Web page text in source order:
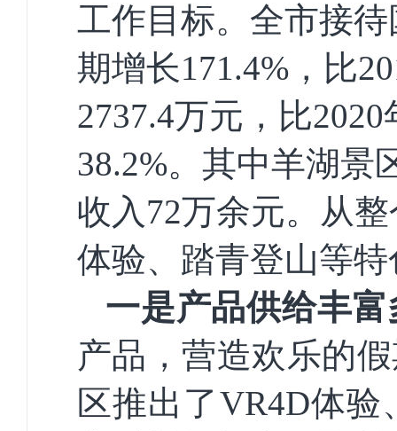
工作目标。全市接待
期增长171.4% ， 比20
2737.4万元，比2020
38.2%。其中羊湖景
收入 72万余元。 从
体验、踏青登山等
一是产品供给丰
产品，营造欢乐的
区推出了VR4D体验